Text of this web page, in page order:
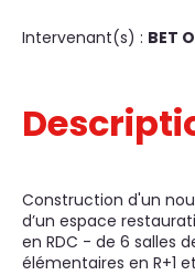
Intervenant(s) : BET
Construction d'un
d’un espace
en RDC - de 6 salles
élémentaires en R+1